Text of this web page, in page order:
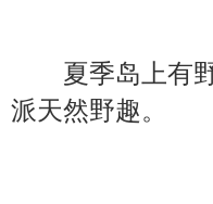
夏季岛上有野
派天然野趣。